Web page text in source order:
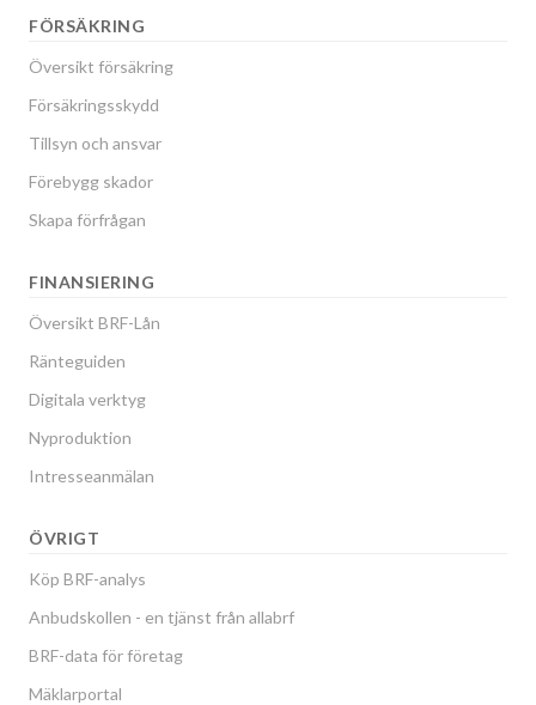
FÖRSÄKRING
Översikt försäkring
Försäkringsskydd
Tillsyn och ansvar
Förebygg skador
Skapa förfrågan
FINANSIERING
Översikt BRF-Lån
Ränteguiden
Digitala verktyg
Nyproduktion
Intresseanmälan
ÖVRIGT
Köp BRF-analys
Anbudskollen - en tjänst från allabrf
BRF-data för företag
Mäklarportal